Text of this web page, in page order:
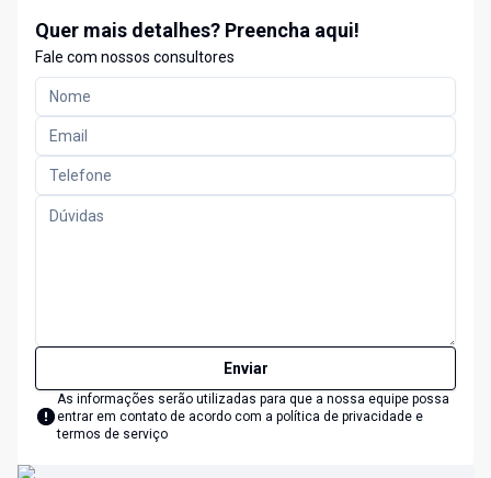
Quer mais detalhes? Preencha aqui!
Fale com nossos consultores
Enviar
As informações serão utilizadas para que a nossa equipe possa
entrar em contato de acordo com a política de privacidade e
termos de serviço